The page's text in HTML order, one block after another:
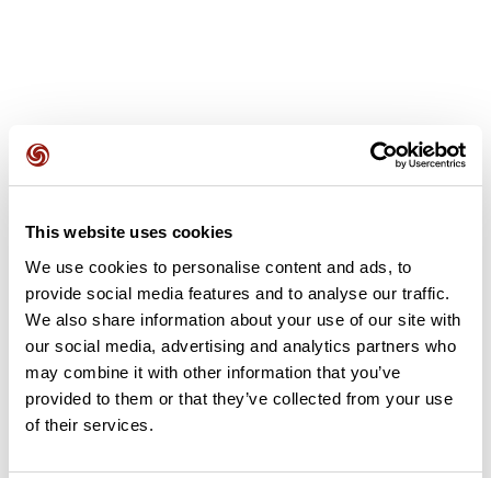
This website uses cookies
We use cookies to personalise content and ads, to
provide social media features and to analyse our traffic.
We also share information about your use of our site with
our social media, advertising and analytics partners who
may combine it with other information that you’ve
provided to them or that they’ve collected from your use
of their services.
Ajouter un avis
Découvrez ce parcours de gravel de 30 km à proximité de